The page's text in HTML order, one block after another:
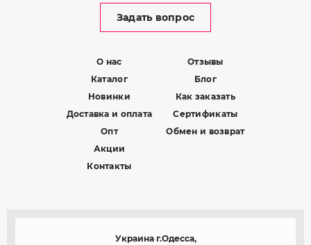
Задать вопрос
О нас
Каталог
Новинки
Доставка и оплата
Опт
Акции
Контакты
Отзывы
Блог
Как заказать
Сертификаты
Обмен и возврат
Украина г.Одесса,